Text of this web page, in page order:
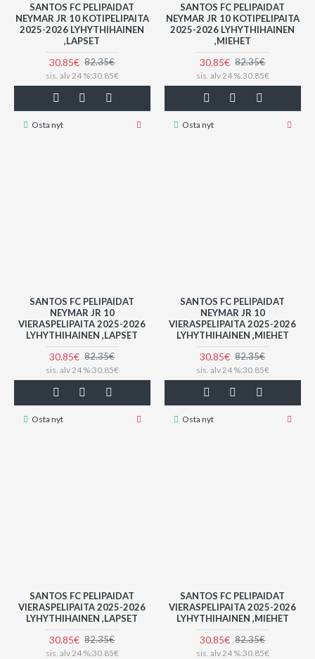
SANTOS FC PELIPAIDAT
NEYMAR JR 10 KOTIPELIPAITA
2025-2026 LYHYTHIHAINEN
,LAPSET
30.85€ 82.35€
sis. alv 24 %:30.85€
Osta nyt
SANTOS FC PELIPAIDAT
NEYMAR JR 10 KOTIPELIPAITA
2025-2026 LYHYTHIHAINEN
,MIEHET
30.85€ 82.35€
sis. alv 24 %:30.85€
Osta nyt
SANTOS FC PELIPAIDAT
NEYMAR JR 10
VIERASPELIPAITA 2025-2026
LYHYTHIHAINEN ,LAPSET
30.85€ 82.35€
sis. alv 24 %:30.85€
Osta nyt
SANTOS FC PELIPAIDAT
NEYMAR JR 10
VIERASPELIPAITA 2025-2026
LYHYTHIHAINEN ,MIEHET
30.85€ 82.35€
sis. alv 24 %:30.85€
Osta nyt
SANTOS FC PELIPAIDAT
VIERASPELIPAITA 2025-2026
LYHYTHIHAINEN ,LAPSET
30.85€ 82.35€
sis. alv 24 %:30.85€
SANTOS FC PELIPAIDAT
VIERASPELIPAITA 2025-2026
LYHYTHIHAINEN ,MIEHET
30.85€ 82.35€
sis. alv 24 %:30.85€